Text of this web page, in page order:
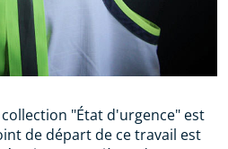
"État d'urgence" est
de départ de ce travail est